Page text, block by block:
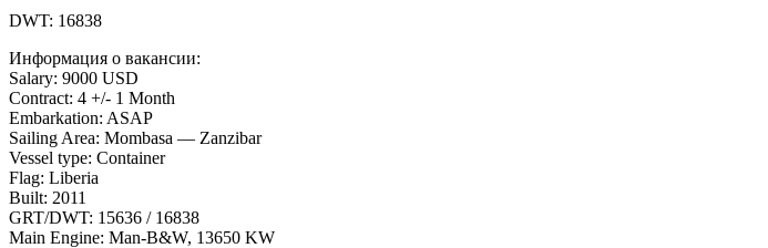
DWT: 16838
Информация о вакансии:
Salary: 9000 USD
Contract: 4 +/- 1 Month
Embarkation: ASAP
Sailing Area: Mombasa — Zanzibar
Vessel type: Container
Flag: Liberia
Built: 2011
GRT/DWT: 15636 / 16838
Main Engine: Man-B&W, 13650 KW